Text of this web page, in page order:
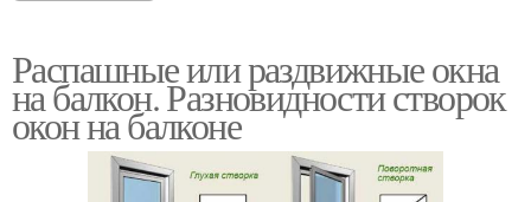
Распашные или раздвижные окна
на балкон. Разновидности створок
окон на балконе